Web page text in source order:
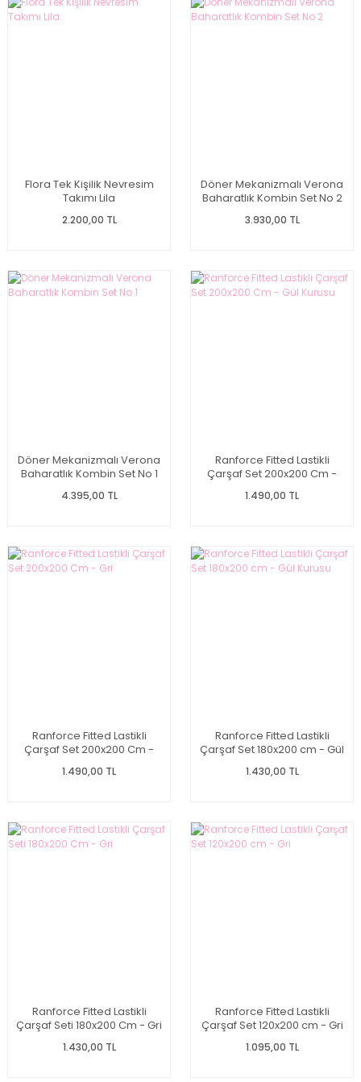
Flora Tek Kişilik Nevresim
Takımı Lila
2.200,00 TL
Döner Mekanizmalı Verona
Baharatlık Kombin Set No 2
3.930,00 TL
Döner Mekanizmalı Verona
Baharatlık Kombin Set No 1
4.395,00 TL
Ranforce Fitted Lastikli
Çarşaf Set 200x200 Cm -
1.490,00 TL
Ranforce Fitted Lastikli
Çarşaf Set 200x200 Cm -
1.490,00 TL
Ranforce Fitted Lastikli
Çarşaf Set 180x200 cm - Gül
1.430,00 TL
Ranforce Fitted Lastikli
Çarşaf Seti 180x200 Cm - Gri
1.430,00 TL
Ranforce Fitted Lastikli
Çarşaf Set 120x200 cm - Gri
1.095,00 TL